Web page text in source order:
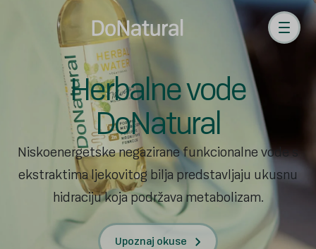
Herbalnevode
DoNatural
Niskoenergetske negazirane funkcionalne vode s
ekstraktima ljekovitog bilja predstavljaju ukusnu
hidraciju koja podržava metabolizam.
Upoznaj okuse